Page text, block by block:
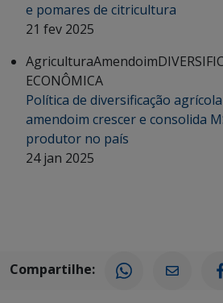
e pomares de citricultura
21 fev 2025
AgriculturaAmendoim
ECONÔMICA
Política de diversificação
amendoim crescer e consolida
produtor no país
24 jan 2025
Compartilhe: